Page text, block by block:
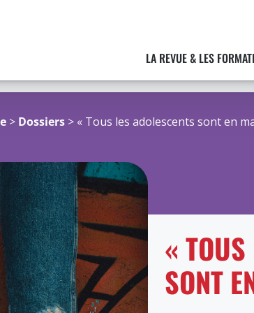
LA REVUE & LES
> Dossiers > « Tous les adolescents sont en
« TOUS
SONT